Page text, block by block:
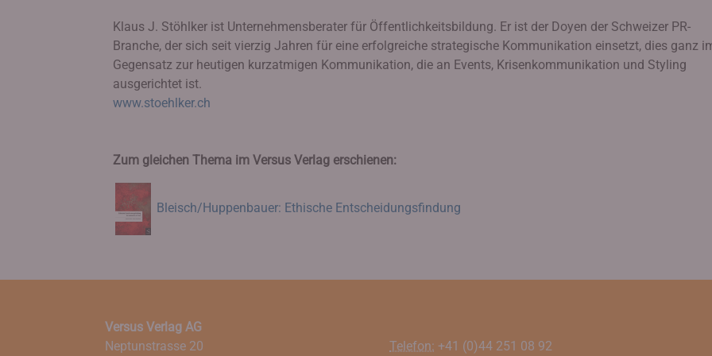
Klaus J. Stöhlker ist Unternehmensberater für Öffentlichkeitsbildung. Er ist der Doyen der Schweizer PR-
Branche, der sich seit vierzig Jahren für eine erfolgreiche strategische Kommunikation einsetzt, dies ganz
Gegensatz zur heutigen kurzatmigen Kommunikation, die an Events, Krisenkommunikation und Styling
ausgerichtet ist.
www.stoehlker.ch
Zum gleichen Thema im Versus Verlag erschienen:
Bleisch/Huppenbauer: Ethische Entscheidungsfindung
Versus Verlag AG
Neptunstrasse 20
Telefon: +41 (0)44 251 08 92